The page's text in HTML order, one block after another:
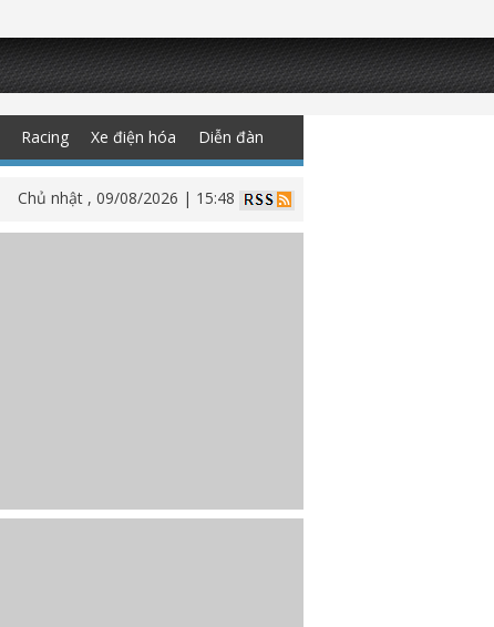
Racing Xe điện hóa Diễn đàn
Chủ nhật , 09/08/2026 | 15:48